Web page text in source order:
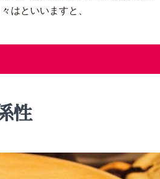
はといいますと、
性